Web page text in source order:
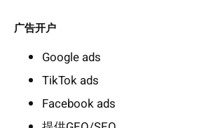
广告开户
Google ads
TikTok ads
Facebook ads